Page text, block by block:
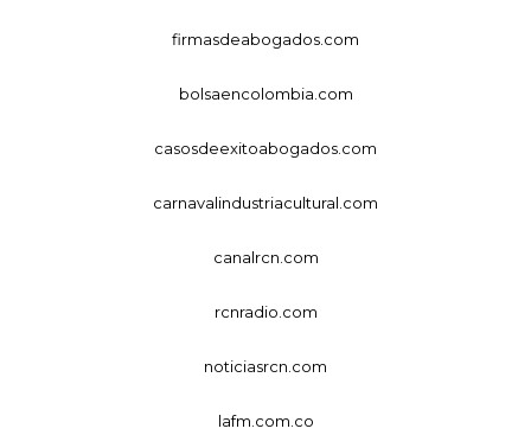
firmasdeabogados.com
bolsaencolombia.com
casosdeexitoabogados.com
carnavalindustriacultural.com
canalrcn.com
rcnradio.com
noticiasrcn.com
lafm.com.co